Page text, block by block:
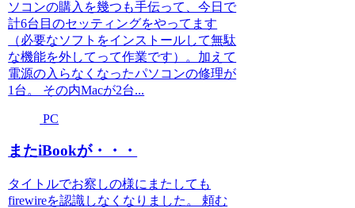
ソコンの購入を幾つも手伝って、今日で
計6台目のセッティングをやってます
（必要なソフトをインストールして無駄
な機能を外してって作業です）。加えて
電源の入らなくなったパソコンの修理が
1台。 その内Macが2台...
PC
またiBookが・・・
タイトルでお察しの様にまたしても
firewireを認識しなくなりました。 頼む